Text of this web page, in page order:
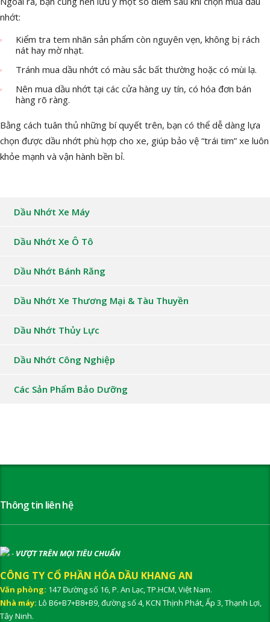
nhớt:
Kiểm tra tem nhãn sản phẩm còn nguyên vẹn, không bị rách
nát hay mờ nhạt.
Tránh mua dầu nhớt có màu sắc bất thường hoặc có mùi lạ.
Nên mua dầu nhớt tại các cửa hàng uy tín, có hóa đơn bán
hàng rõ ràng.
Bằng cách tuân thủ những bí quyết trên, bạn có thể dễ dàng lựa
chọn được dầu nhớt phù hợp cho xe, giúp bảo vệ “trái tim” xe luôn
khỏe mạnh và vận hành bền bỉ.
Dầu Nhớt Xe Máy
Dầu Nhớt Xe Ô Tô
Dầu Nhớt Bánh Răng
Dầu Nhớt Xe Thương Mại & Tàu Thuyền
Dầu Nhớt Thủy Lực
Dầu Nhớt Công Nghiệp
Các Sản Phẩm Bảo Dưỡng
Thông tin liên hệ
- VƯỢT TRÊN MỌI TIÊU CHUẨN
CÔNG TY CỔ PHẦN HÓA DẦU KHANG AN
Văn phòng: 147 Đường số 16, P. An Lạc, TP.HCM, Việt Nam.
Nhà máy: Lô B6+B7+B8+B9, đường số 4, KCN Thịnh Phát, Ấp 3, Thạnh Lợi,
Tây Ninh.